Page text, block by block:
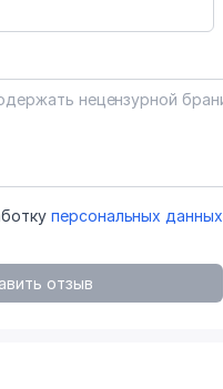
персональных данных
отзыв